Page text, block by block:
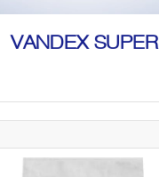
VANDEX SUPER